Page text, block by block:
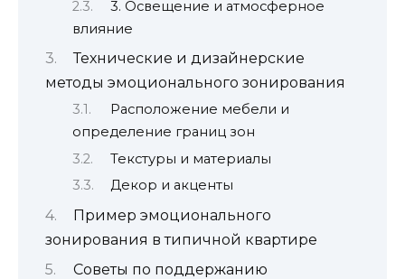
3. Освещение и атмосферное
влияние
Технические и дизайнерские
методы эмоционального зонирования
Расположение мебели и
определение границ зон
Текстуры и материалы
Декор и акценты
Пример эмоционального
зонирования в типичной квартире
Советы по поддержанию